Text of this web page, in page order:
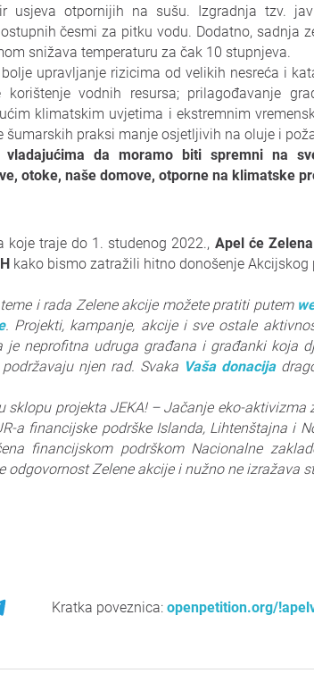
usjeva otpornijih na sušu. Izgradnja tzv.
česmi za pitku vodu. Dodatno, sadnja
snižava temperaturu za čak 10 stupnjeva.
upravljanje rizicima od velikih nesreća i
vodnih resursa; prilagođavanje
klimatskim uvjetima i ekstremnim
šumarskih praksi manje osjetljivih na oluje i
da moramo biti spremni na
otoke, naše domove, otporne na klimatske
koje traje do 1. studenog 2022., Apel će
kako bismo zatražili hitno donošenje
i rada Zelene akcije možete pratiti putem
. Projekti, kampanje, akcije i sve ostale
je neprofitna udruga građana i građanki koja
njen rad. Svaka Vaša donacija
sklopu projekta JEKA! – Jačanje eko-
a financijske podrške Islanda, Lihtenštajna i
financijskom podrškom Nacionalne
odgovornost Zelene akcije i nužno ne izražava
Kratka poveznica: openpetition.org/